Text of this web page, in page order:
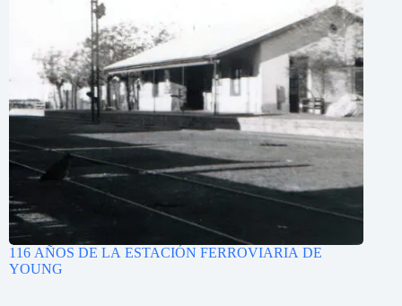
116 AÑOS DE LA ESTACIÓN FERROVIARIA DE
YOUNG